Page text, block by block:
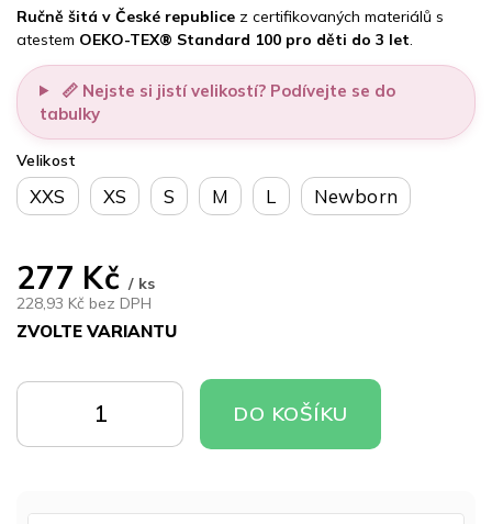
277 Kč/ ks
228,93 Kč bez DPH
ZVOLTE VARIANTU
cena:
Velikost
XXS XS S M L Newborn
KOŠÍKU
KOŠÍKU
DO KOŠÍKU
Ručně šitá v České republice z certifikovaných materiálů s
atestem OEKO-TEX® Standard 100 pro děti do 3 let
📏 Nejste si jistí velikostí? Podívejte se do
tabulky